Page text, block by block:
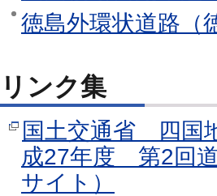
徳島外環状道路（
リンク集
国土交通省 四国
成27年度 第2回
サイト）